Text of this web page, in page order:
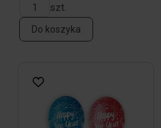
szt.
Do koszyka